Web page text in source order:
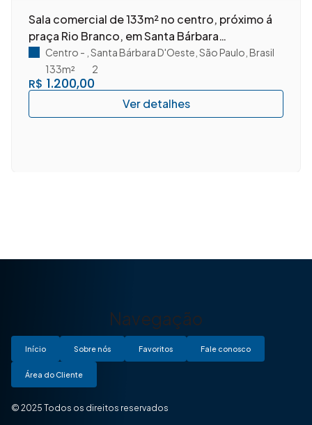
Sala comercial de 133m² no centro, próximo á
praça Rio Branco, em Santa Bárbara
D'Oeste/SP.
R$ 1.200,00
Centro Santa Bárbara D'Oeste São Paulo Brasil
2
133m²
Navegação
Início Sobre nós Favoritos Fale conosco
Área do Cliente
© 2025 Todos os direitos reservados